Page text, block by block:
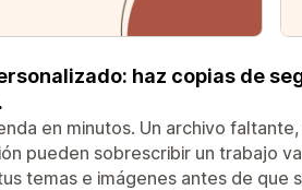
haz copias de
en minutos. Un archivo
pueden sobrescribir un trabajo
temas e imágenes antes de que